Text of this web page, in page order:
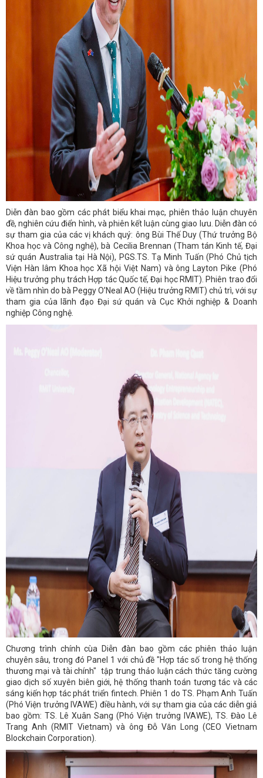
Diễn đàn bao gồm các phát biểu khai mạc, phiên thảo luận chuyên
đề, nghiên cứu điển hình, và phiên kết luận cùng giao lưu. Diễn đàn có
sự tham gia của các vị khách quý: ông Bùi Thế Duy (Thứ trưởng Bộ
Khoa học và Công nghệ), bà Cecilia Brennan (Tham tán Kinh tế, Đại
sứ quán Australia tại Hà Nội), PGS.TS. Tạ Minh Tuấn (Phó Chủ tịch
Viện Hàn lâm Khoa học Xã hội Việt Nam) và ông Layton Pike (Phó
Hiệu trưởng phụ trách Hợp tác Quốc tế, Đại học RMIT). Phiên trao đổi
về tầm nhìn do bà Peggy O’Neal AO (Hiệu trưởng RMIT) chủ trì, với sự
tham gia của lãnh đạo Đại sứ quán và Cục Khởi nghiệp & Doanh
nghiệp Công nghệ.
Chương trình chính cùa Diễn đàn bao gồm các phiên thảo luận
chuyên sâu, trong đó Panel 1 với chủ đề "Hợp tác số trong hệ thống
thương mại và tài chính" tập trung thảo luận cách thức tăng cường
giao dịch số xuyên biên giới, hệ thống thanh toán tương tác và các
sáng kiến hợp tác phát triển fintech. Phiên 1 do TS. Phạm Anh Tuấn
(Phó Viện trưởng IVAWE) điều hành, với sự tham gia của các diễn giả
bao gồm: TS. Lê Xuân Sang (Phó Viện trưởng IVAWE), TS. Đào Lê
Trang Anh (RMIT Vietnam) và ông Đỗ Văn Long (CEO Vietnam
Blockchain Corporation).